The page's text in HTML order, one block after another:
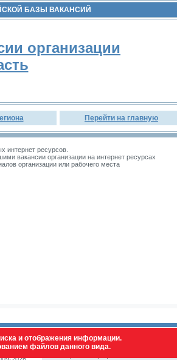
БАЗЫ ВАКАНСИЙ
организации
Перейти на главную
интернет ресурсов.
вакансии организации на интернет ресурсах
организации или рабочего места
и отображения информации.
файлов данного вида.